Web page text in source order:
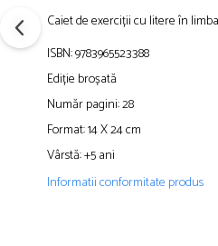
Caiet de exerciții cu litere în
ISBN: 9783965523388
Ediție broșată
Număr pagini: 28
Format: 14 X 24 cm
Vârstă: +5 ani
Informatii conformitate produs